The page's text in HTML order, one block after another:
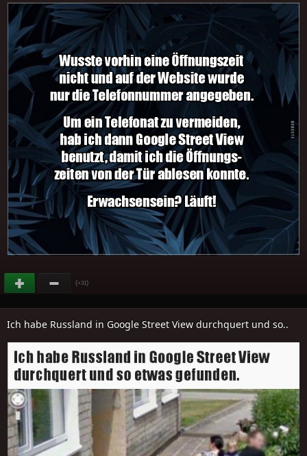
(+31)
Ich habe Russland in Google Street View durchquert und so..